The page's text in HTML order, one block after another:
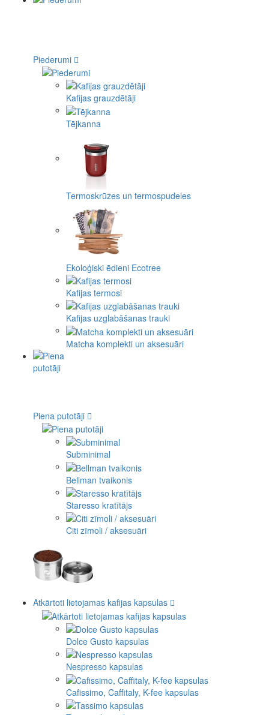
Piederumi
Kafijas grauzdētāji
Tējkanna
Termoskrūzes un termospudeles
Ekoloģiski ēdieni Ecotree
Kafijas termosi
Kafijas uzglabāšanas trauki
Matcha komplekti un aksesuāri
Piena putotāji
Subminimal
Bellman tvaikonis
Staresso kratītājs
Citi zīmoli / aksesuāri
Atkārtoti lietojamas kafijas kapsulas
Dolce Gusto kapsulas
Nespresso kapsulas
Cafissimo, Caffitaly, K-fee kapsulas